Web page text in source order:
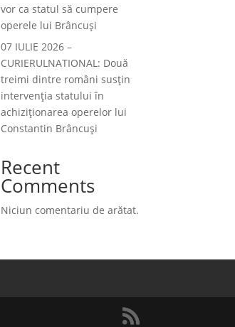
vor ca statul să cumpere
operele lui Brâncuși
07 IULIE 2026 –
CURIERULNATIONAL: Două
treimi dintre români susțin
intervenția statului în
achiziționarea operelor lui
Constantin Brâncuși
Recent
Comments
Niciun comentariu de arătat.